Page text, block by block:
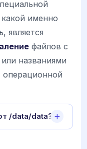
именно
является
файлов с
названиями
/data/data?